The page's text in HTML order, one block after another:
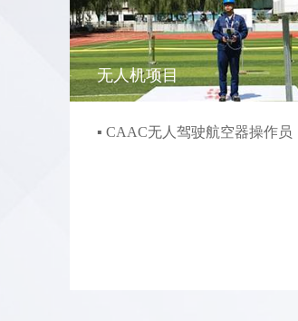
无人机项目
▪ CAAC无人驾驶航空器操作员